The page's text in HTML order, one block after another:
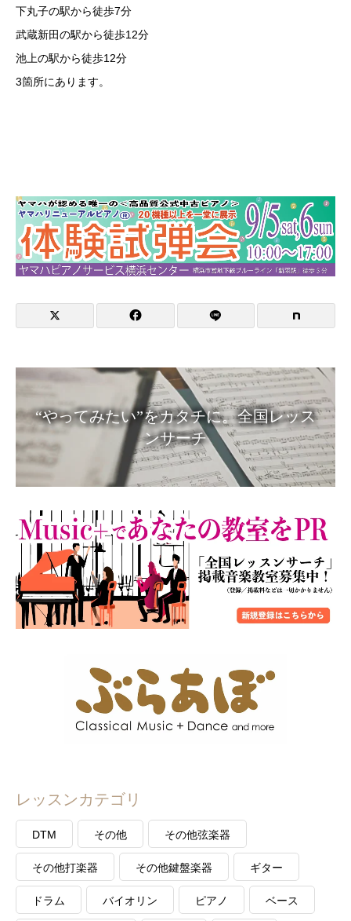
下丸子の駅から徒歩7分
武蔵新田の駅から徒歩12分
池上の駅から徒歩12分
3箇所にあります。
“やってみたい”をカタチに。全国レッス
ンサーチ
レッスンカテゴリ
DTM その他 その他弦楽器
その他打楽器 その他鍵盤楽器 ギター
ドラム バイオリン ピアノ ベース